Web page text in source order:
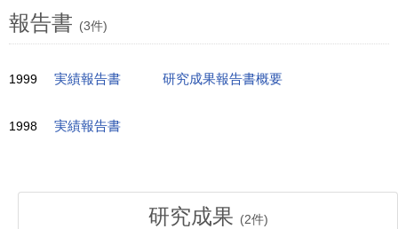
報告書 (3件)
1999 実績報告書 研究成果報告書概要
1998 実績報告書
研究成果 (2件)